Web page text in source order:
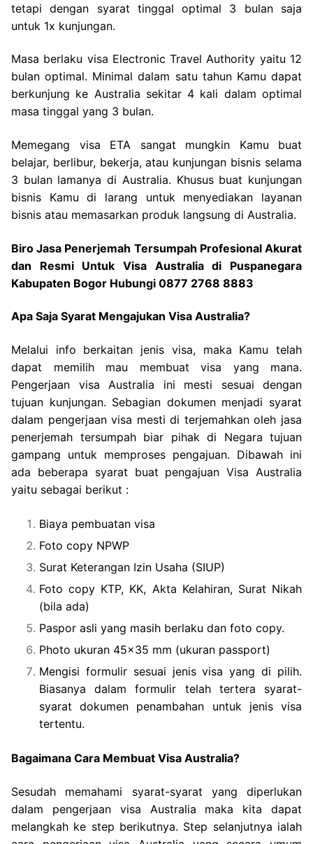
tetapi dengan syarat tinggal optimal 3 bulan saja
untuk 1x kunjungan.
Masa berlaku visa Electronic Travel Authority yaitu 12
bulan optimal. Minimal dalam satu tahun Kamu dapat
berkunjung ke Australia sekitar 4 kali dalam optimal
masa tinggal yang 3 bulan.
Memegang visa ETA sangat mungkin Kamu buat
belajar, berlibur, bekerja, atau kunjungan bisnis selama
3 bulan lamanya di Australia. Khusus buat kunjungan
bisnis Kamu di larang untuk menyediakan layanan
bisnis atau memasarkan produk langsung di Australia.
Biro Jasa Penerjemah Tersumpah Profesional Akurat
dan Resmi Untuk Visa Australia di Puspanegara
Kabupaten Bogor Hubungi 0877 2768 8883
Apa Saja Syarat Mengajukan Visa Australia?
Melalui info berkaitan jenis visa, maka Kamu telah
dapat memilih mau membuat visa yang mana.
Pengerjaan visa Australia ini mesti sesuai dengan
tujuan kunjungan. Sebagian dokumen menjadi syarat
dalam pengerjaan visa mesti di terjemahkan oleh jasa
penerjemah tersumpah biar pihak di Negara tujuan
gampang untuk memproses pengajuan. Dibawah ini
ada beberapa syarat buat pengajuan Visa Australia
yaitu sebagai berikut :
Biaya pembuatan visa
Foto copy NPWP
Surat Keterangan Izin Usaha (SIUP)
Foto copy KTP, KK, Akta Kelahiran, Surat Nikah
(bila ada)
Paspor asli yang masih berlaku dan foto copy.
Photo ukuran 45×35 mm (ukuran passport)
Mengisi formulir sesuai jenis visa yang di pilih.
Biasanya dalam formulir telah tertera syarat-
syarat dokumen penambahan untuk jenis visa
tertentu.
Bagaimana Cara Membuat Visa Australia?
Sesudah memahami syarat-syarat yang diperlukan
dalam pengerjaan visa Australia maka kita dapat
melangkah ke step berikutnya. Step selanjutnya ialah